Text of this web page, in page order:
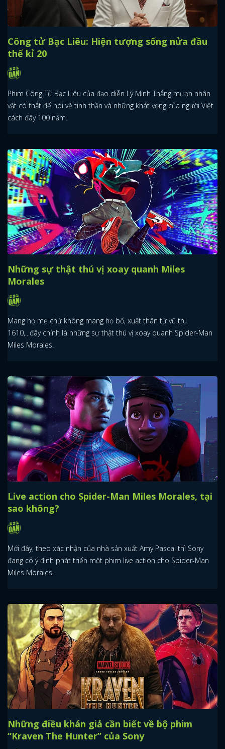
Công tử Bạc Liêu: Hiện tượng sống nửa đầu
thế kỉ 20
Phim Công Tử Bạc Liêu của đạo diễn Lý Minh Thắng mượn nhân
vật có thật để nói về tinh thần và những khát vọng của người Việt
cách đây 100 năm.
Những sự thật thú vị xoay quanh Miles
Morales
Mang họ mẹ chứ không mang họ bố, xuất thân từ vũ trụ
1610,...đây chính là những sự thật thú vị xoay quanh Spider-Man
Miles Morales.
Live action cho Spider-Man Miles Morales, tại
sao không?
Mới đây, theo xác nhận của nhà sản xuất Amy Pascal thì Sony
đang có ý định phát triển một phim live action cho Spider-Man
Miles Morales.
Những điều khán giả cần biết về bộ phim
“Kraven The Hunter” của Sony